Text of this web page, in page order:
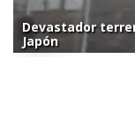
Devastador
Japón